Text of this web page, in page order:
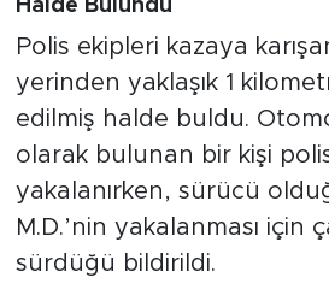
Halde Bulundu
Polis ekipleri kazaya
yerinden yaklaşık 1
edilmiş halde buldu.
olarak bulunan bir kişi
yakalanırken, sürücü
M.D.’nin yakalanması için
sürdüğü bildirildi.